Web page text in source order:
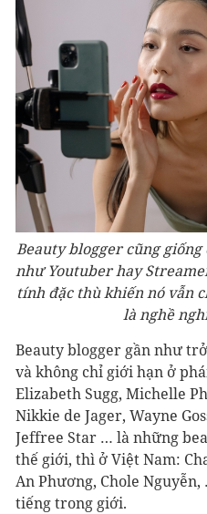
Beauty blogger cũng
như Youtuber hay
tính đặc thù khiến nó vẫn
là nghề
Beauty blogger gần như
và không chỉ giới hạn ở
Elizabeth Sugg, Michelle
Nikkie de Jager, Wayne
Jeffree Star … là những
thế giới, thì ở Việt Nam:
An Phương, Chole
tiếng trong giới.